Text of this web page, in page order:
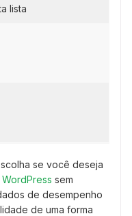
lista
se você deseja
sem
de desempenho
de uma forma